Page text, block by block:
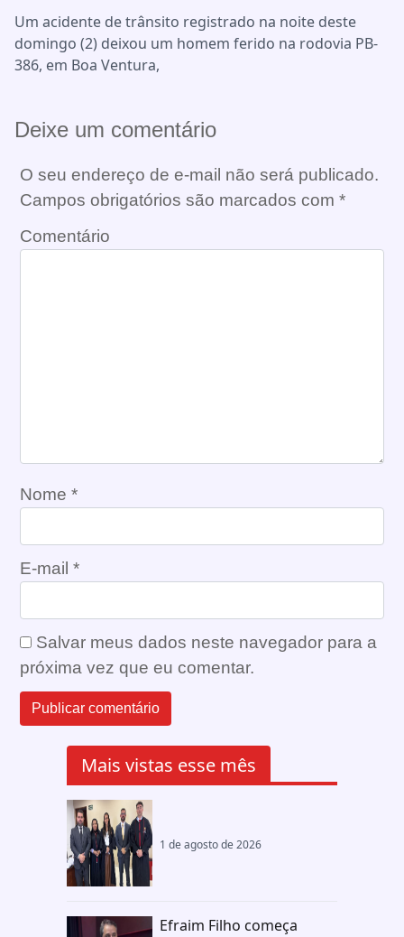
Um acidente de trânsito registrado na noite deste
domingo (2) deixou um homem ferido na rodovia PB-
386, em Boa Ventura,
Deixe um comentário
O seu endereço de e-mail não será publicado.
Campos obrigatórios são marcados com *
Comentário
Nome *
E-mail *
Salvar meus dados neste navegador para a
próxima vez que eu comentar.
Mais vistas esse mês
1 de agosto de 2026
Efraim Filho começa